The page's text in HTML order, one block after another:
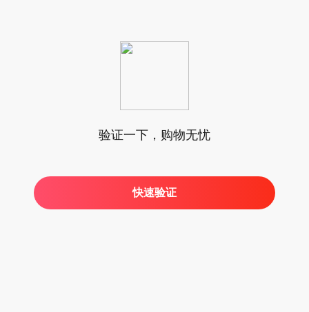
验证一下，购物无忧
快速验证